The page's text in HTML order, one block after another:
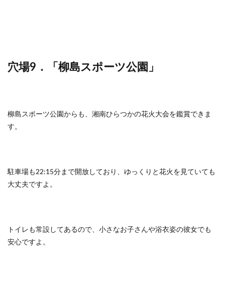
穴場9．「柳島スポーツ公園」
柳島スポーツ公園からも、湘南ひらつかの花火大会を鑑賞できま
す。
駐車場も22:15分まで開放しており、ゆっくりと花火を見ていても
大丈夫ですよ。
トイレも常設してあるので、小さなお子さんや浴衣姿の彼女でも
安心ですよ。